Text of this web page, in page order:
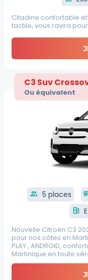
Citadine confortable
tactile, vous ravira
C3 Suv
Ou équivalent
group 5 places
local_gas_station
Nouvelle Citroën C3
pour nos côtes en
PLAY , ANDROID,
Martinique en toute